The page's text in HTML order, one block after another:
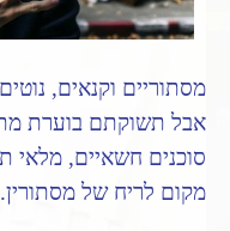
מסתוריים וקנאים,
אבל תשוקתם בוערת
סוכנים חשאיים, מלאי
מקום לריח של מסתורין.